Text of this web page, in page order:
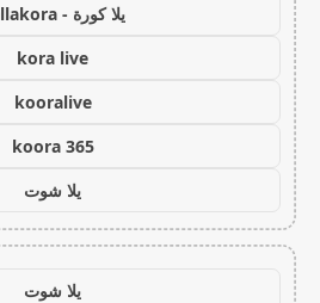
يلا كورة - yallakora
kora live
kooralive
koora 365
يلا شوت
يلا شوت